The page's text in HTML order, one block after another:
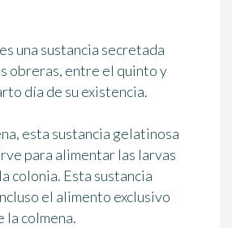
es una sustancia secretada
obreras, entre el quinto y
día de su existencia.
esta sustancia gelatinosa
para alimentar las larvas
colonia. Esta sustancia
el alimento exclusivo
la colmena.